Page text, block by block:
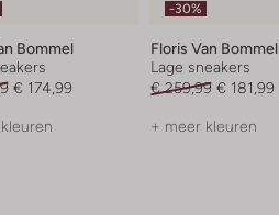
Bommel
€ 174,99
-30%
Floris Van Bommel
Lage sneakers
€ 259,99 € 181,99
+ meer kleuren